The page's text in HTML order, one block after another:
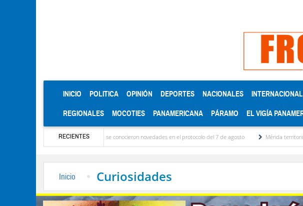
INICIO (CURRENT)
POLITICA OPINIÓN DEPORTES NACIONALES
REGIONALES MOCOTIES PANAMERICANA PÁRAMO EL VIGÍA
RECIENTES
llegaron las delegaciones y se conocieron novedades en el protocolo del 7 de agosto Mérida territorio
Inicio Curiosidades